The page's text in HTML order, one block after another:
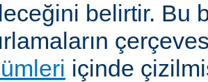
belirtir. Bu
içinde